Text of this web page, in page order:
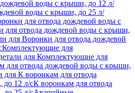
воды с крыши, до 12 л/
воды с крыши, до 25 л/
для отвода дождевой воды с
для отвода дождевой воды с крыши,
для Воронки для отвода дождевой
Комплектующие для
для Комплектующие для
для отвода дождевой воды с крыши,
для К воронкам для отвода
до 12 л/сК воронкам для отвода